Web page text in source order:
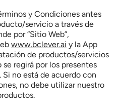
y Condiciones antes
servicio a través de
por “Sitio Web”,
www.bclever.ai y la App
de productos/servicios
regirá por los presentes
Si no está de acuerdo con
no debe utilizar nuestro